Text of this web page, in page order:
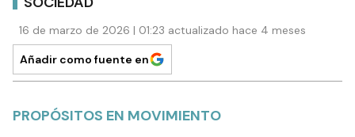
16 de marzo de 2026 | 01:23 actualizado hace 4 meses
Añadir como fuente en
PROPÓSITOS EN MOVIMIENTO